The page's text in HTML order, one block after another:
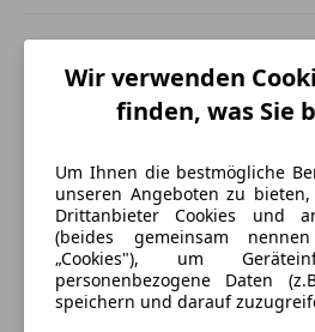
Wir verwenden
finden, was Sie
Um Ihnen die bestmögliche
unseren Angeboten zu
Drittanbieter Cookies und
(beides gemeinsam
„Cookies"), um
personenbezogene Daten
speichern und darauf